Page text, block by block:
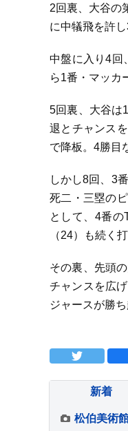
2回裏、大谷の
に中犠飛を許
中盤に入り4回
ら1番・マッカ
5回裏、大谷は
退とチャンス
で降板。4勝目
しかし8回、3
死二・三塁の
として、4番
（24）も続く
その裏、先頭
チャンスを広
ジャースが勝
新着
松伯美術